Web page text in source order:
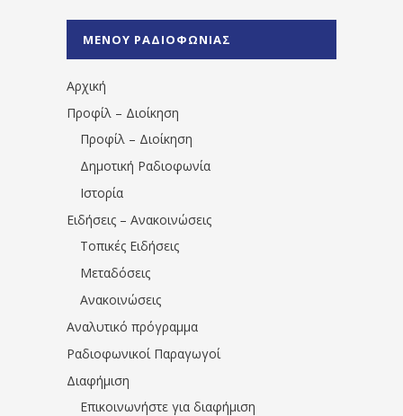
1531194763766854/" artist="" ]
ΜΕΝΟΥ ΡΑΔΙΟΦΩΝΙΑΣ
Αρχική
Προφίλ – Διοίκηση
Προφίλ – Διοίκηση
Δημοτική Ραδιοφωνία
Ιστορία
Ειδήσεις – Ανακοινώσεις
Τοπικές Ειδήσεις
Μεταδόσεις
Ανακοινώσεις
Αναλυτικό πρόγραμμα
Ραδιοφωνικοί Παραγωγοί
Διαφήμιση
Επικοινωνήστε για διαφήμιση